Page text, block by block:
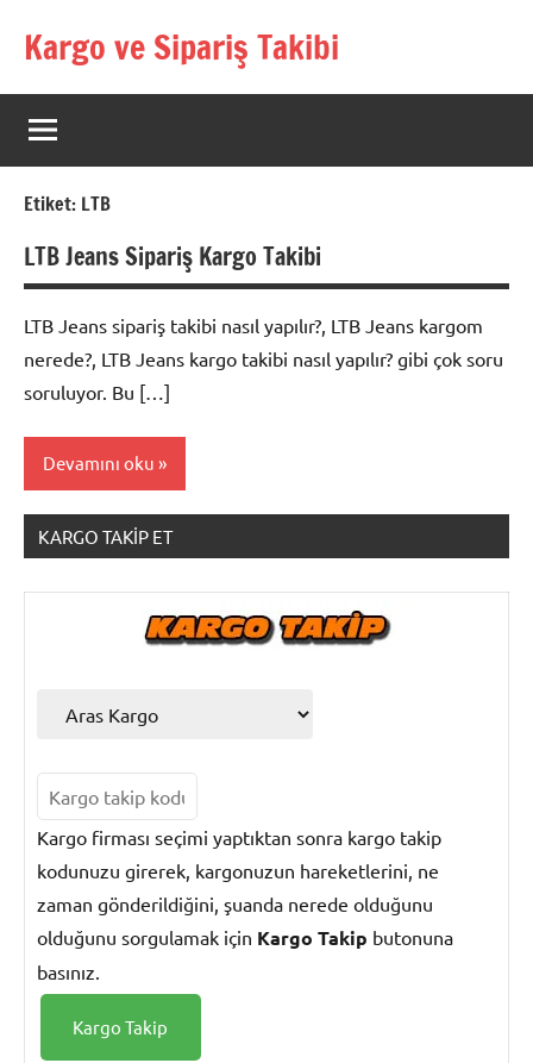
Kargo ve Sipariş Takibi
Kargo
Takip
Rehberi
Etiket: LTB
LTB Jeans Sipariş Kargo Takibi
LTB Jeans sipariş takibi nasıl yapılır?, LTB Jeans kargom
nerede?, LTB Jeans kargo takibi nasıl yapılır? gibi çok soru
soruluyor. Bu […]
Devamını oku
Kargo
Takip
KARGO TAKIP ET
Kargo firması seçimi yaptıktan sonra kargo takip
kodunuzu girerek, kargonuzun hareketlerini, ne
zaman gönderildiğini, şuanda nerede olduğunu
olduğunu sorgulamak için Kargo Takip butonuna
basınız.